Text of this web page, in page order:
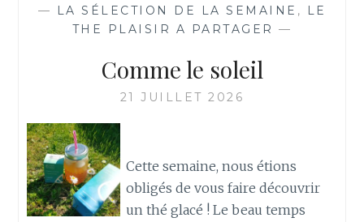
— LA SÉLECTION DE LA SEMAINE ,
LE
THE PLAISIR A PARTAGER —
Comme le soleil
21 JUILLET 2026
Cette semaine, nous étions
obligés de vous faire découvrir
un thé glacé ! Le beau temps